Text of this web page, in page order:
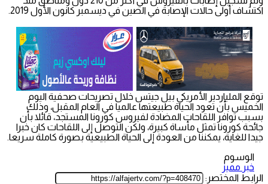
اكتشاف أولى حالات الإصابة في الصين في ديسمبر كانون الأول 2019.
توقع الملياردير الأمريكي بيل جيتس خلال تصريحات صحفية اليوم
الخميس بأن تعود الحياة طبيعتها عالميا في العام المقبل، وذلك
بسبب توافر اللقاحات المضادة لفيروس كورونا المستجد، قائلا بأن
جائحة كورونا تمثل مأساة كبيرة، ولكن التوصل إلى اللقاحات كان خبرا
جيدا للغاية، يمكننا من العودة إلى الحياة الطبيعية بصورة كاملة سريعا.
الوسوم
خبر مميز
الرابط المختصر: